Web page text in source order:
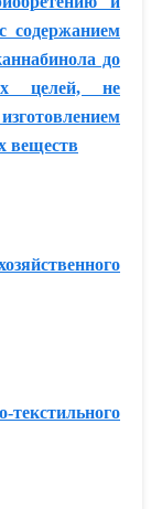
содержанием
до
целей, не
веществ